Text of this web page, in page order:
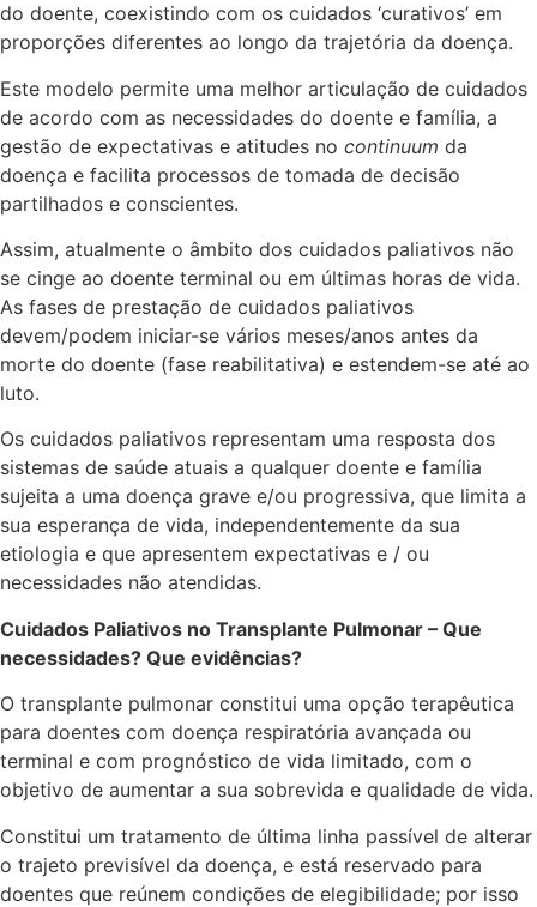
do doente, coexistindo com os cuidados ‘curativos’ em
proporções diferentes ao longo da trajetória da doença.
Este modelo permite uma melhor articulação de cuidados
de acordo com as necessidades do doente e família, a
gestão de expectativas e atitudes no continuum da
doença e facilita processos de tomada de decisão
partilhados e conscientes.
Assim, atualmente o âmbito dos cuidados paliativos não
se cinge ao doente terminal ou em últimas horas de vida.
As fases de prestação de cuidados paliativos
devem/podem iniciar-se vários meses/anos antes da
morte do doente (fase reabilitativa) e estendem-se até ao
luto.
Os cuidados paliativos representam uma resposta dos
sistemas de saúde atuais a qualquer doente e família
sujeita a uma doença grave e/ou progressiva, que limita a
sua esperança de vida, independentemente da sua
etiologia e que apresentem expectativas e / ou
necessidades não atendidas.
Cuidados Paliativos no Transplante Pulmonar – Que
necessidades? Que evidências?
O transplante pulmonar constitui uma opção terapêutica
para doentes com doença respiratória avançada ou
terminal e com prognóstico de vida limitado, com o
objetivo de aumentar a sua sobrevida e qualidade de vida.
Constitui um tratamento de última linha passível de alterar
o trajeto previsível da doença, e está reservado para
doentes que reúnem condições de elegibilidade; por isso